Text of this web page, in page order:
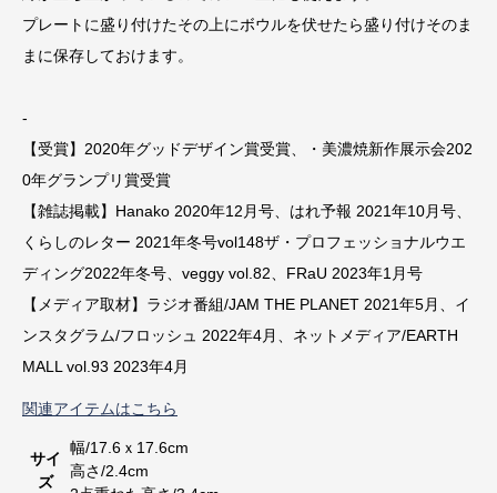
プレートに盛り付けたその上にボウルを伏せたら盛り付けそのま
まに保存しておけます。
-
【受賞】2020年グッドデザイン賞受賞、・美濃焼新作展示会202
0年グランプリ賞受賞
【雑誌掲載】Hanako 2020年12月号、はれ予報 2021年10月号、
くらしのレター 2021年冬号vol148ザ・プロフェッショナルウエ
ディング2022年冬号、veggy vol.82、FRaU 2023年1月号
【メディア取材】ラジオ番組/JAM THE PLANET 2021年5月、イ
ンスタグラム/フロッシュ 2022年4月、ネットメディア/EARTH
MALL vol.93 2023年4月
関連アイテムはこちら
サイ
ズ
幅/17.6ｘ17.6cm
高さ/2.4cm